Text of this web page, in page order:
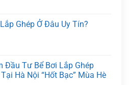
Ghép Ở Đâu Uy Tín?
Đầu Tư Bể Bơi Lắp Ghép
Hà Nội “Hốt Bạc” Mùa Hè